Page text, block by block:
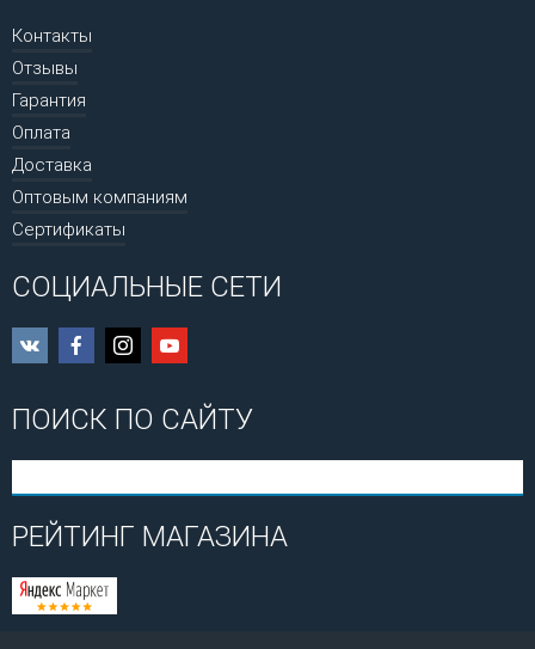
Контакты
Отзывы
Гарантия
Оплата
Доставка
Оптовым компаниям
Сертификаты
СОЦИАЛЬНЫЕ СЕТИ
ПОИСК ПО САЙТУ
РЕЙТИНГ МАГАЗИНА